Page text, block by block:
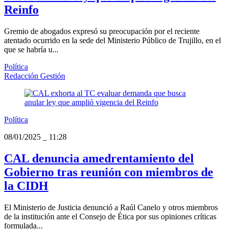
Reinfo
Gremio de abogados expresó su preocupación por el reciente
atentado ocurrido en la sede del Ministerio Público de Trujillo, en el
que se habría u...
Política
Redacción Gestión
Política
08/01/2025
11:28
CAL denuncia amedrentamiento del
Gobierno tras reunión con miembros de
la CIDH
El Ministerio de Justicia denunció a Raúl Canelo y otros miembros
de la institución ante el Consejo de Ética por sus opiniones críticas
formulada...